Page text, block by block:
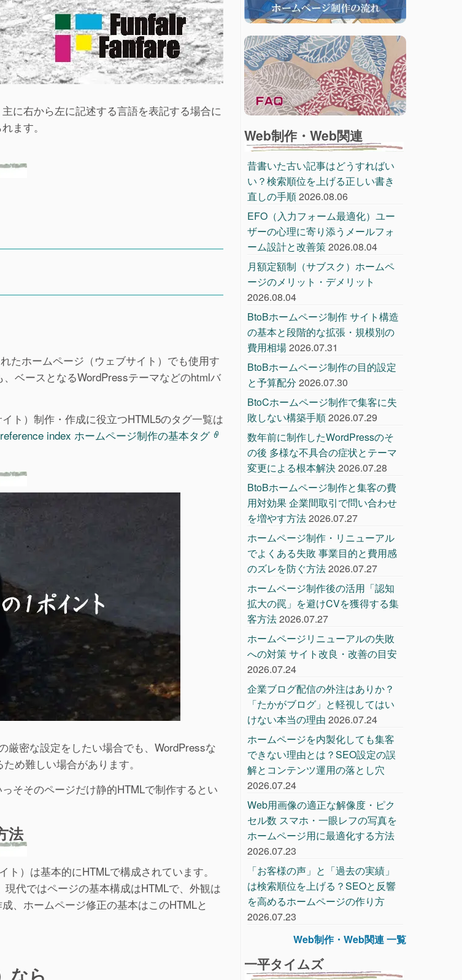
に右から左に記述する言語を表記する場合に
ます。
たホームページ（ウェブサイト）でも使用す
ベースとなるWordPressテーマなどのhtmlバ
ト）制作・作成に役立つHTML5のタグ一覧は
index ホームページ制作の基本タグ
厳密な設定をしたい場合でも、WordPressな
め難しい場合があります。
そそのページだけ静的HTMLで制作するとい
法
）は基本的にHTMLで構成されています。
代ではページの基本構成はHTMLで、外観は
、ホームページ修正の基本はこのHTMLと
なら
Web制作・Web関連
昔書いた古い記事はどうすればい
い？検索順位を上げる正しい書き
直しの手順2026.08.06
EFO（入力フォーム最適化）ユー
ザーの心理に寄り添うメールフォ
ーム設計と改善策2026.08.04
月額定額制（サブスク）ホームペ
ージのメリット・デメリット
2026.08.04
BtoBホームページ制作 サイト構造
の基本と段階的な拡張・規模別の
費用相場2026.07.31
BtoBホームページ制作の目的設定
と予算配分 2026.07.30
BtoCホームページ制作で集客に失
敗しない構築手順2026.07.29
数年前に制作したWordPressのそ
の後 多様な不具合の症状とテーマ
変更による根本解決2026.07.28
BtoBホームページ制作と集客の費
用対効果 企業間取引で問い合わせ
を増やす方法2026.07.27
ホームページ制作・リニューアル
でよくある失敗 事業目的と費用感
のズレを防ぐ方法2026.07.27
ホームページ制作後の活用「認知
拡大の罠」を避けCVを獲得する集
客方法2026.07.27
ホームページリニューアルの失敗
への対策 サイト改良・改善の目安
2026.07.24
企業ブログ配信の外注はありか？
「たかがブログ」と軽視してはい
けない本当の理由 2026.07.24
ホームページを内製化しても集客
できない理由とは？SEO設定の誤
解とコンテンツ運用の落とし穴
2026.07.24
Web用画像の適正な解像度・ピク
セル数 スマホ・一眼レフの写真を
ホームページ用に最適化する方法
2026.07.23
「お客様の声」と「過去の実績」
は検索順位を上げる？SEOと反響
を高めるホームページの作り方
2026.07.23
Web制作・Web関連 一覧
一平タイムズ